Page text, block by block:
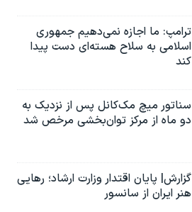
ترامپ: ما اجازه نمی‌دهیم جمهوری
اسلامی به سلاح هسته‌ای دست پیدا
کند
سناتور میچ مک‌کانل پس از نزدیک به
دو ماه از مرکز توان‌بخشی مرخص شد
گزارش| پایان اقتدار وزارت ارشاد؛ رهایی
هنر ایران از سانسور